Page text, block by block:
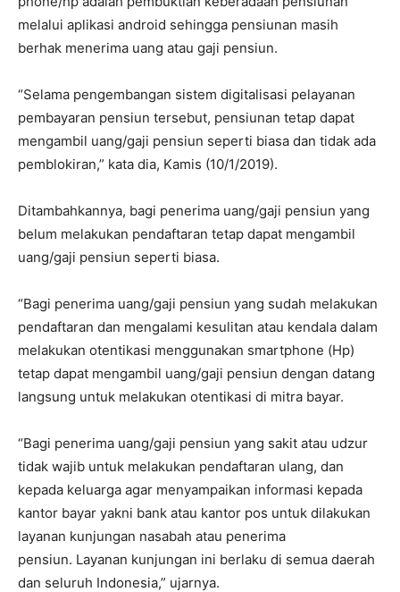
melalui aplikasi android sehingga pensiunan masih
berhak menerima uang atau gaji pensiun.
“Selama pengembangan sistem digitalisasi pelayanan
pembayaran pensiun tersebut, pensiunan tetap dapat
mengambil uang/gaji pensiun seperti biasa dan tidak ada
pemblokiran,” kata dia, Kamis (10/1/2019).
Ditambahkannya, bagi penerima uang/gaji pensiun yang
belum melakukan pendaftaran tetap dapat mengambil
uang/gaji pensiun seperti biasa.
“Bagi penerima uang/gaji pensiun yang sudah melakukan
pendaftaran dan mengalami kesulitan atau kendala dalam
melakukan otentikasi menggunakan smartphone (Hp)
tetap dapat mengambil uang/gaji pensiun dengan datang
langsung untuk melakukan otentikasi di mitra bayar.
“Bagi penerima uang/gaji pensiun yang sakit atau udzur
tidak wajib untuk melakukan pendaftaran ulang, dan
kepada keluarga agar menyampaikan informasi kepada
kantor bayar yakni bank atau kantor pos untuk dilakukan
layanan kunjungan nasabah atau penerima
pensiun. Layanan kunjungan ini berlaku di semua daerah
dan seluruh Indonesia,” ujarnya.